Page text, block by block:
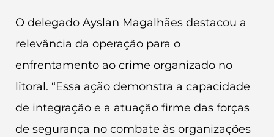
O delegado Ayslan Magalhães destacou a
relevância da operação para o
enfrentamento ao crime organizado no
litoral. “Essa ação demonstra a capacidade
de integração e a atuação firme das forças
de segurança no combate às organizações